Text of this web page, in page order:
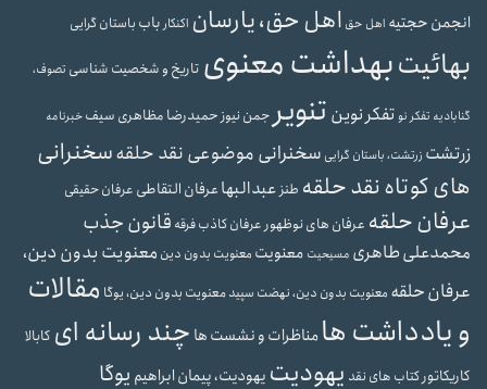
انجمن حجتیه اهل حق اهل حق، یارسان اکنکارباب باستان گرایی
بهائیتبهداشت معنوی تاریخ و شخصیت شناسی تصوف،
گنابادیه تفکر نوتفکر نوین تنویر جمن نیوز حمیدرضا مظاهری سیفخبرنامه
زرتشت زرتشت، باستان گرایی سخنرانی موضوعی نقد حلقهسخنرانی
های کوتاه نقد حلقه طنز عبدالبهاعرفان التقاطی عرفان حقیقی
عرفان حلقه عرفان های نوظهور عرفان کاذبفرقه قانون جذب
محمدعلی طاهری مسیحیت معنویت معنویت بدون دین معنویت بدون دین،
عرفان حلقه معنویت بدون دین، نهضت سپیدمعنویت بدون دین، یوگا مقالات
و یادداشت هامناظرات و نشست ها چند رسانه ای کابالا
کاریکاتور کتاب های نقد یهودیت یهودیت، پیمان ابراهیم یوگا